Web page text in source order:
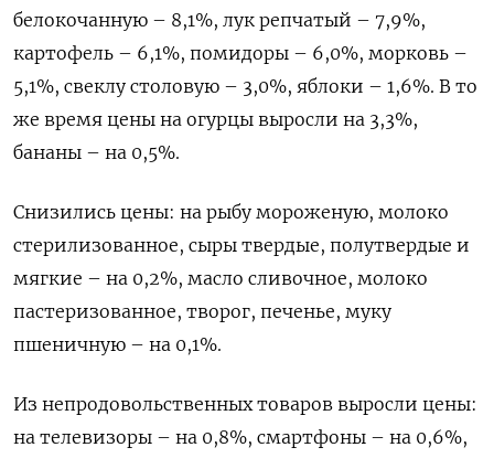
белокочанную – 8,1%, лук репчатый – 7,9%,
картофель – 6,1%, помидоры – 6,0%, морковь –
5,1%, свеклу столовую – 3,0%, яблоки – 1,6%. В то
же время цены на огурцы выросли на 3,3%,
бананы – на 0,5%.
Снизились цены: на рыбу мороженую, молоко
стерилизованное, сыры твердые, полутвердые и
мягкие – на 0,2%, масло сливочное, молоко
пастеризованное, творог, печенье, муку
пшеничную – на 0,1%.
Из непродовольственных товаров выросли цены:
на телевизоры – на 0,8%, смартфоны – на 0,6%,